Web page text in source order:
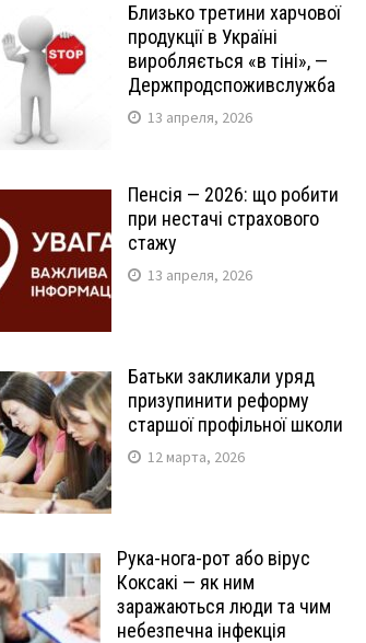
Близько третини харчової
продукції в Україні
виробляється «в тіні», —
Держпродспоживслужба
13 апреля, 2026
Пенсія — 2026: що робити
при нестачі страхового
стажу
13 апреля, 2026
Батьки закликали уряд
призупинити реформу
старшої профільної школи
12 марта, 2026
Рука-нога-рот або вірус
Коксакі — як ним
заражаються люди та чим
небезпечна інфекція